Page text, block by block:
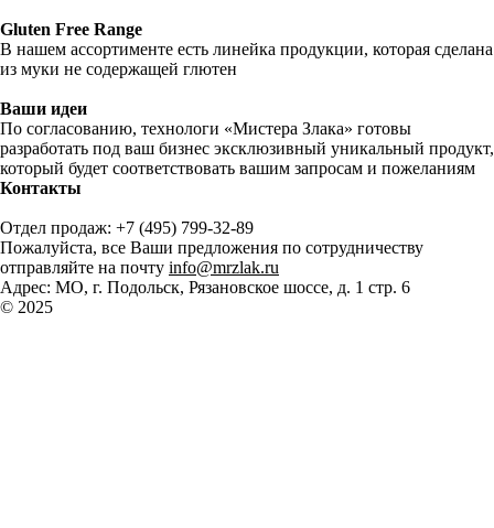
Gluten Free Range
В нашем ассортименте есть линейка продукции, которая сделана
из муки не содержащей глютен
Ваши идеи
По согласованию, технологи «Мистера Злака» готовы
разработать под ваш бизнес эксклюзивный уникальный продукт,
который будет соответствовать вашим запросам и пожеланиям
Контакты
Отдел продаж: +7 (495) 799-32-89
Пожалуйста, все Ваши предложения по сотрудничеству
отправляйте на почту info@mrzlak.ru
Адрес: МО, г. Подольск, Рязановское шоссе, д. 1 стр. 6
© 2025